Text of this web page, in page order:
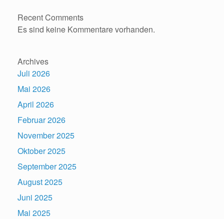
Recent Comments
Es sind keine Kommentare vorhanden.
Archives
Juli 2026
Mai 2026
April 2026
Februar 2026
November 2025
Oktober 2025
September 2025
August 2025
Juni 2025
Mai 2025